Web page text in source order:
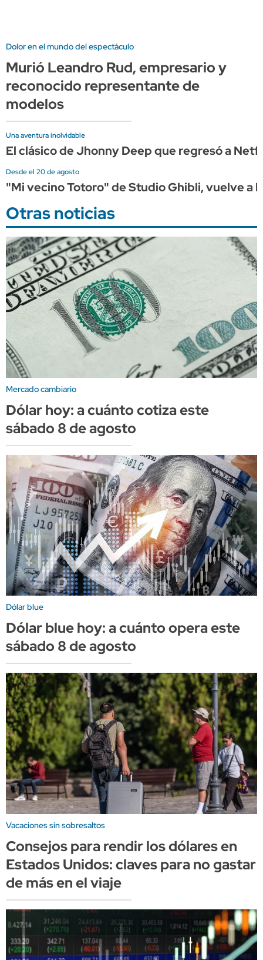
Dolor en el mundo del espectáculo
Murió Leandro Rud, empresario y
reconocido representante de
modelos
Una aventura inolvidable
El clásico de Jhonny Deep que regresó a
Desde el 20 de agosto
"Mi vecino Totoro" de Studio Ghibli, vuelve a
Otras noticias
Mercado cambiario
Dólar hoy: a cuánto cotiza este
sábado 8 de agosto
Dólar blue
Dólar blue hoy: a cuánto opera este
sábado 8 de agosto
Vacaciones sin sobresaltos
Consejos para rendir los dólares en
Estados Unidos: claves para no gastar
de más en el viaje